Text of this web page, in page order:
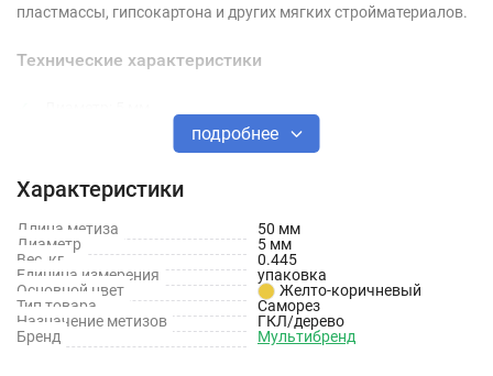
пластмассы, гипсокартона и других мягких стройматериалов.
Технические характеристики
Форма головки: Крестовая
Тип головки: Потайная
Наконечник: Острый
Цвет: Желтый
подробнее
Характеристики
Длина метиза
50 мм
Диаметр
5 мм
Вес, кг
0.445
Единица измерения
упаковка
Основной цвет
Желто-коричневый
Тип товара
Саморез
Назначение метизов
ГКЛ/дерево
Бренд
Мультибренд